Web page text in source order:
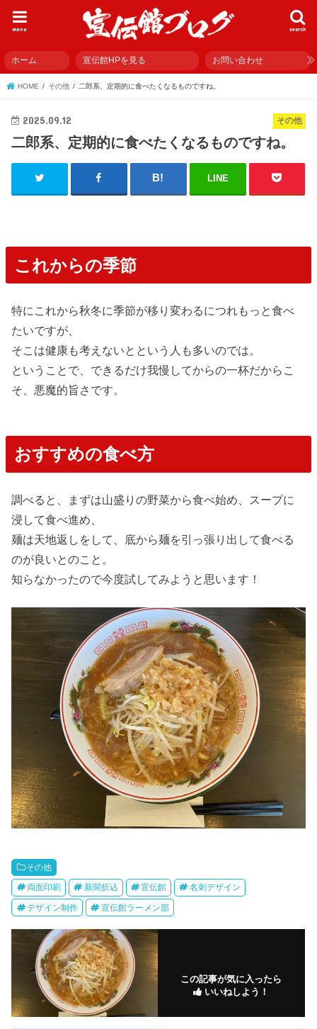
search
menu
ホーム 宣伝館HPを見る お問い合わせ
HOME その他 二郎系、定期的に食べたくなるものですね。
その他
2025.09.12
二郎系、定期的に食べたくなるものですね。
LINE
これからの季節
特にこれから秋冬に季節が移り変わるにつれもっと食べ
たいですが、
そこは健康も考えないとという人も多いのでは。
ということで、できるだけ我慢してからの一杯だからこ
そ、悪魔的旨さです。
おすすめの食べ方
調べると、まずは山盛りの野菜から食べ始め、スープに
浸して食べ進め、
麺は天地返しをして、底から麺を引っ張り出して食べる
のが良いとのこと。
知らなかったので今度試してみようと思います！
その他
両面印刷 新聞折込 宣伝館 名刺デザイン
デザイン制作 宣伝館ラーメン部
この記事が気に入ったら
いいねしよう！